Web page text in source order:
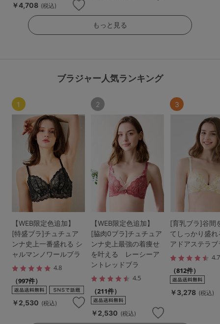
￥4,708 (税込)
もっと見る
ブラジャー人気ランキング
1
【WEB限定色追加】
[特盛ブラ]チュチュア
ンナ史上一番盛れる シ
ャルマンノワールブラ
4.8
（997件）
￥2,530 (税込)
2
【WEB限定色追加】
[脇肉0ブラ]チュチュア
ンナ史上最強の着痩せ
を叶える レーシーア
ントレッドブラ
4.5
（211件）
￥2,530 (税込)
3
[育乳ブラ]谷間
てしっかり盛
アドアステラブ
4.7
（812件）
￥3,278 (税込)